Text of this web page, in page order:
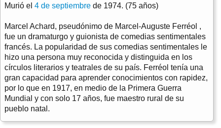
Murió el 4 de septiembre de 1974. (75 años)
Marcel Achard, pseudónimo de Marcel-Auguste Ferréol ,
fue un dramaturgo y guionista de comedias sentimentales
francés. La popularidad de sus comedias sentimentales le
hizo una persona muy reconocida y distinguida en los
círculos literarios y teatrales de su país. Ferréol tenía una
gran capacidad para aprender conocimientos con rapidez,
por lo que en 1917, en medio de la Primera Guerra
Mundial y con solo 17 años, fue maestro rural de su
pueblo natal.